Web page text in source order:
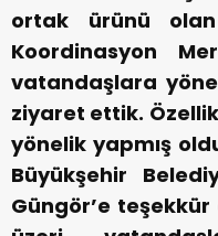
ortak ürünü olan
Koordinasyon
vatandaşlara
ziyaret ettik.
yönelik yapmış
Büyükşehir
Güngör’e